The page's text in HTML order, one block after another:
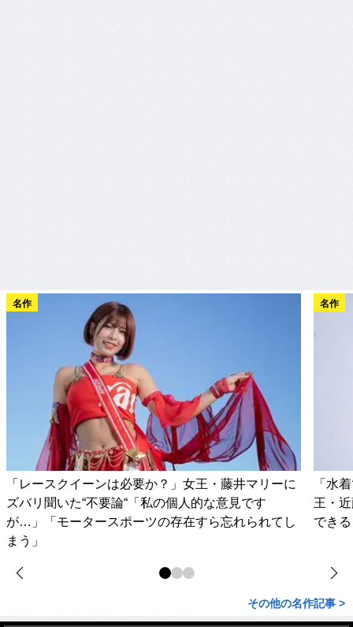
名作
「レースクイーンは必要か？」女王・藤井マリーに
ズバリ聞いた“不要論“「私の個人的な意見です
が…」「モータースポーツの存在すら忘れられてし
まう」
名作
「水
王・
でき
その他の名作記事 >